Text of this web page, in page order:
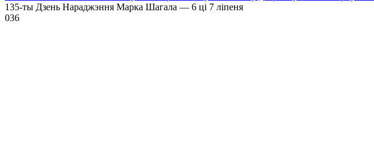
135-ты Дзень Нараджэння Марка Шагала — 6 ці 7 ліпеня
036